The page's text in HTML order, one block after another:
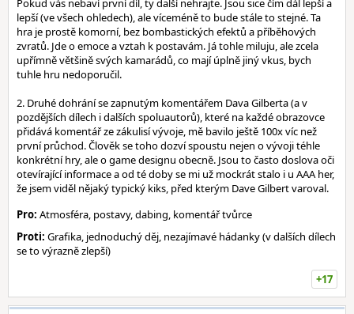
Pokud vás nebaví první díl, ty další nehrajte. Jsou sice čím dál lepší a
lepší (ve všech ohledech), ale víceméně to bude stále to stejné. Ta
hra je prostě komorní, bez bombastických efektů a příběhových
zvratů. Jde o emoce a vztah k postavám. Já tohle miluju, ale zcela
upřímně většině svých kamarádů, co mají úplně jiný vkus, bych
tuhle hru nedoporučil.
2. Druhé dohrání se zapnutým komentářem Dava Gilberta (a v
pozdějších dílech i dalších spoluautorů), které na každé obrazovce
přidává komentář ze zákulisí vývoje, mě bavilo ještě 100x víc než
první průchod. Člověk se toho dozví spoustu nejen o vývoji téhle
konkrétní hry, ale o game designu obecně. Jsou to často doslova oči
otevírající informace a od té doby se mi už mockrát stalo i u AAA her,
že jsem viděl nějaký typický kiks, před kterým Dave Gilbert varoval.
Pro: Atmosféra, postavy, dabing, komentář tvůrce
Proti: Grafika, jednoduchý děj, nezajímavé hádanky (v dalších dílech
se to výrazně zlepší)
+17